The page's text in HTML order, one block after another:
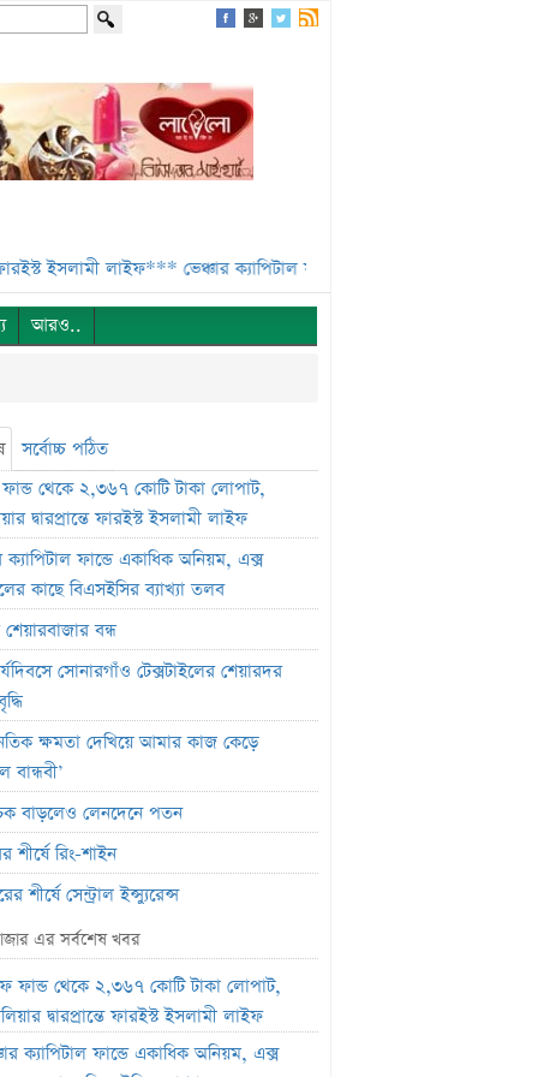
ইসলামী লাইফ*** ভেঞ্চার ক্যাপিটাল ফান্ডে একাধিক অনিয়ম, এক্স
আরও..
সর্বোচ্চ পঠিত
থেকে ২,৩৬৭ কোটি টাকা লোপাট,
দ্বারপ্রান্তে ফারইস্ট ইসলামী লাইফ
ক্যাপিটাল ফান্ডে একাধিক অনিয়ম, এক্স
কাছে বিএসইসির ব্যাখ্যা তলব
বন্ধ
সোনারগাঁও টেক্সটাইলের শেয়ারদর
ক্ষমতা দেখিয়ে আমার কাজ কেড়ে
বান্ধবী’
বাড়লেও লেনদেনে পতন
শীর্ষে রিং-শাইন
শীর্ষে সেন্ট্রাল ইন্স্যুরেন্স
৩৬ কোটি টাকার লেনদেন
পদ্মা ইসলামী লাইফ ইন্স্যুরেন্সের
বন্ধ
লেনদেনে ফিরবে ইউসিবি
এর সর্বশেষ খবর
ফান্ড থেকে ২,৩৬৭ কোটি টাকা লোপাট,
দ্বারপ্রান্তে ফারইস্ট ইসলামী লাইফ
ক্যাপিটাল ফান্ডে একাধিক অনিয়ম, এক্স